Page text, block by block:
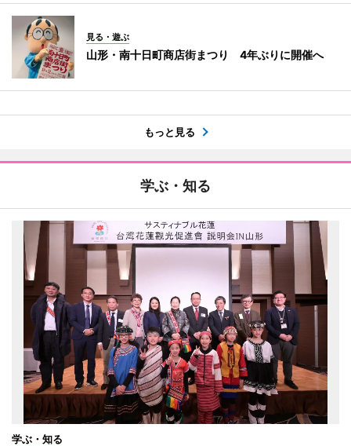
見る・遊ぶ
山形・南十日町商店街まつり 4年ぶりに開催へ
もっと見る
学ぶ・知る
学ぶ・知る